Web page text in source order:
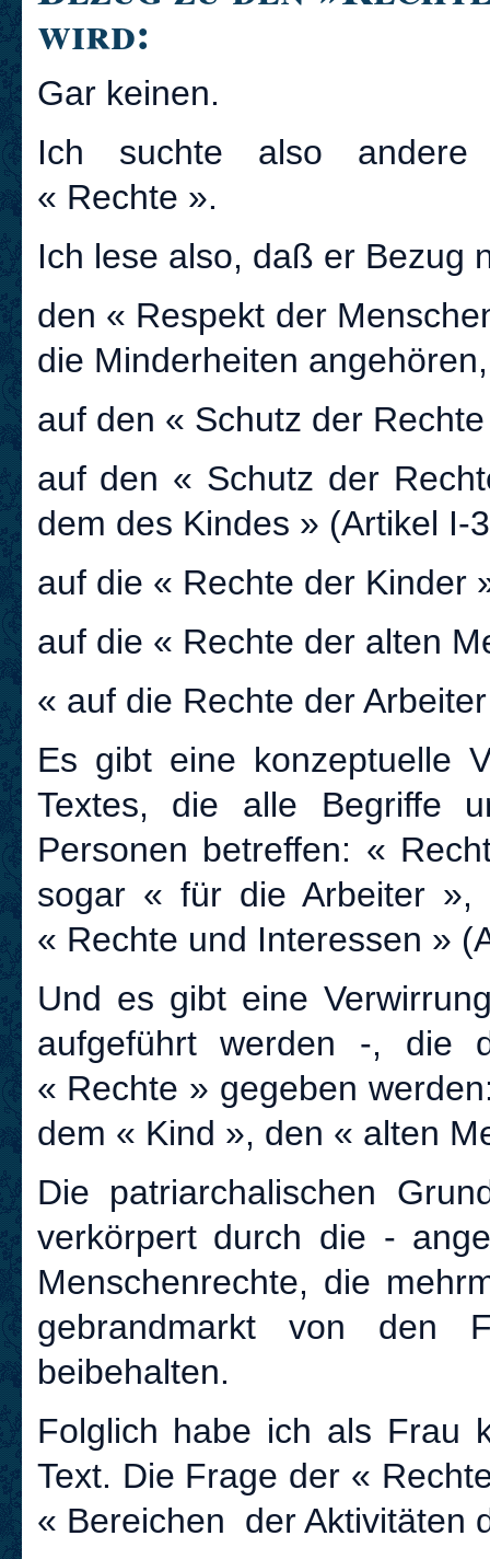
wird:
Gar keinen.
Ich suchte also andere
« Rechte ».
Ich lese also, daß er Bezug
den « Respekt der
die Minderheiten
auf den « Schutz der
auf den « Schutz der
dem des Kindes » (Artikel I-
auf die « Rechte der Kinder
auf die « Rechte der alten
« auf die Rechte der
Es gibt eine konzeptuelle
Textes, die alle Begriffe
Personen betreffen: «
sogar « für die Arbeiter »,
« Rechte und Interessen »
Und es gibt eine
aufgeführt werden -, die
« Rechte » gegeben
dem « Kind », den « alten
Die patriarchalischen
verkörpert durch die -
Menschenrechte, die
gebrandmarkt von den
beibehalten.
Folglich habe ich als Frau
Text. Die Frage der «
« Bereichen der Aktivitäten